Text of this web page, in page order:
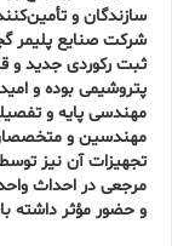
سازندگان و
شرکت صنایع پلیمر
ثبت رکوردی جدید و
پتروشیمی بوده و
مهندسی پایه و
مهندسین و
تجهیزات آن نیز
مرجعی در احداث
و حضور مؤثر داشته